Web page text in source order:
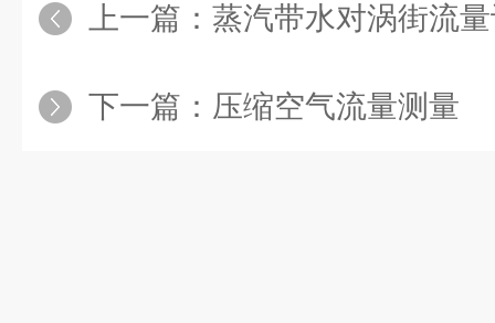
上一篇： 蒸汽带水对涡街流
下一篇： 压缩空气流量测量